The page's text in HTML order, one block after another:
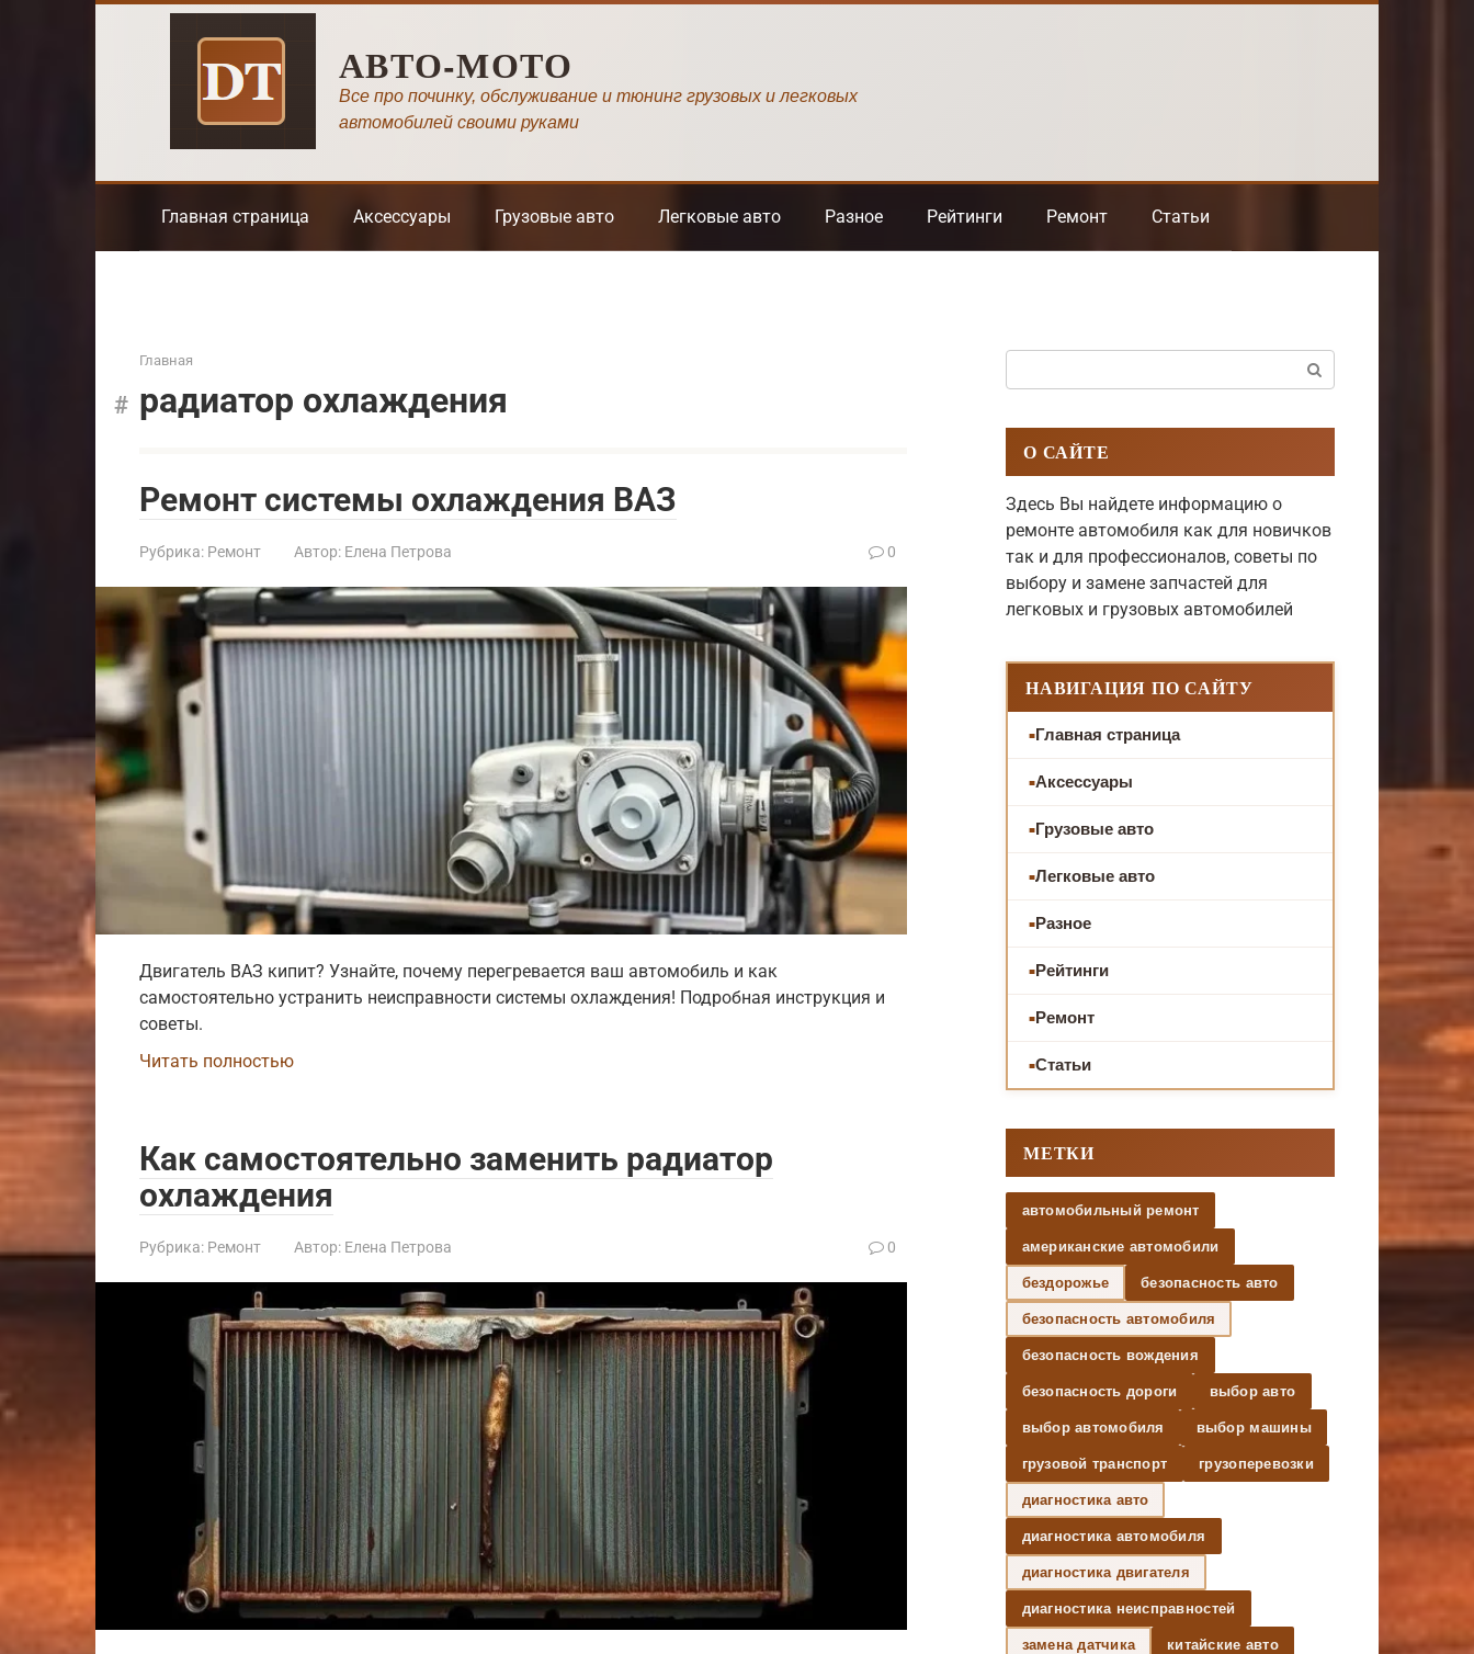
АВТО-МОТО
Все про починку, обслуживание и тюнинг грузовых и легковых
автомобилей своими руками
Главная страница Аксессуары Грузовые авто Легковые авто Разное Рейтинги Ремонт Статьи
Главная
радиатор охлаждения
Ремонт системы охлаждения ВАЗ
Рубрика: Ремонт Автор: Елена Петрова 0
Двигатель ВАЗ кипит? Узнайте, почему перегревается ваш автомобиль и как
самостоятельно устранить неисправности системы охлаждения! Подробная инструкция и
советы.
Читать полностью
Как самостоятельно заменить радиатор
охлаждения
Рубрика: Ремонт Автор: Елена Петрова 0
О САЙТЕ
Здесь Вы найдете информацию о
ремонте автомобиля как для новичков
так и для профессионалов, советы по
выбору и замене запчастей для
легковых и грузовых автомобилей
НАВИГАЦИЯ ПО САЙТУ
Главная страница
Аксессуары
Грузовые авто
Легковые авто
Разное
Рейтинги
Ремонт
Статьи
МЕТКИ
автомобильный ремонт
американские автомобили
бездорожье безопасность авто
безопасность автомобиля
безопасность вождения
безопасность дороги выбор авто
выбор автомобиля выбор машины
грузовой транспорт грузоперевозки
диагностика авто
диагностика автомобиля
диагностика двигателя
диагностика неисправностей
замена датчика китайские авто